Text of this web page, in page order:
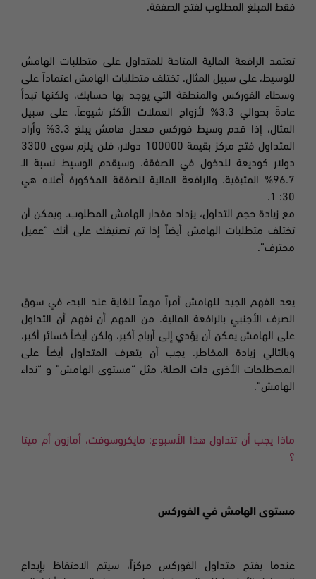
فقط المبلغ المطلوب لفتح الصفقة.
تعتمد الرافعة المالية المتاحة للمتداول على متطلبات الهامش
للوسيط، على سبيل المثال. تختلف متطلبات الهامش اعتماداً على
وسطاء الفوركس والمنطقة التي يوجد بها حسابك، ولكنها تبدأ
عادةً بحوالي 3.3
% لأزواج العملات الأكثر شيوعاً. على سبيل
المثال، إذا قدم وسيط فوركس معدل هامش يبلغ 3.3
% وأراد
المتداول فتح مركز بقيمة 100000 دولار، فلن يلزم سوى 3300
دولار كوديعة للدخول في الصفقة. وسيقدم الوسيط نسبة الـ
96.7%
المتبقية. والرافعة المالية للصفقة المذكورة أعلاه هي
30: 1.
مع زيادة حجم التداول، يزداد مقدار الهامش المطلوب. ويمكن أن
تختلف متطلبات الهامش أيضاً إذا تم تصنيفك على أنك “عميل
محترف”.
يعد الفهم الجيد للهامش أمراً مهماً للغاية عند البدء في سوق
الصرف الأجنبي بالرافعة المالية. من المهم أن نفهم أن التداول
على الهامش يمكن أن يؤدي إلى أرباح أكبر، ولكن أيضاً خسائر أكبر،
وبالتالي زيادة المخاطر. يجب أن يتعرف المتداول أيضاً على
المصطلحات الأخرى ذات الصلة، مثل “مستوى الهامش” و “نداء
الهامش”.
ماذا يجب أن تتداول هذا الأسبوع: مايكروسوفت، أمازون أم ميتا
؟
مستوى الهامش في الفوركس
عندما يفتح متداول الفوركس مركزاً، سيتم الاحتفاظ بإيداع